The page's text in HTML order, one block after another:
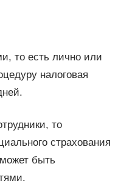
то есть лично или
налоговая
то
страхования
быть